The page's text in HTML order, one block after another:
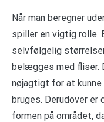
Når man beregner
spiller en vigtig rolle.
selvfølgelig
belægges med fliser.
nøjagtigt for at kunne
bruges. Derudover
formen på området,